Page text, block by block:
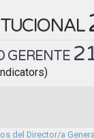
GERENTE
del Director/a